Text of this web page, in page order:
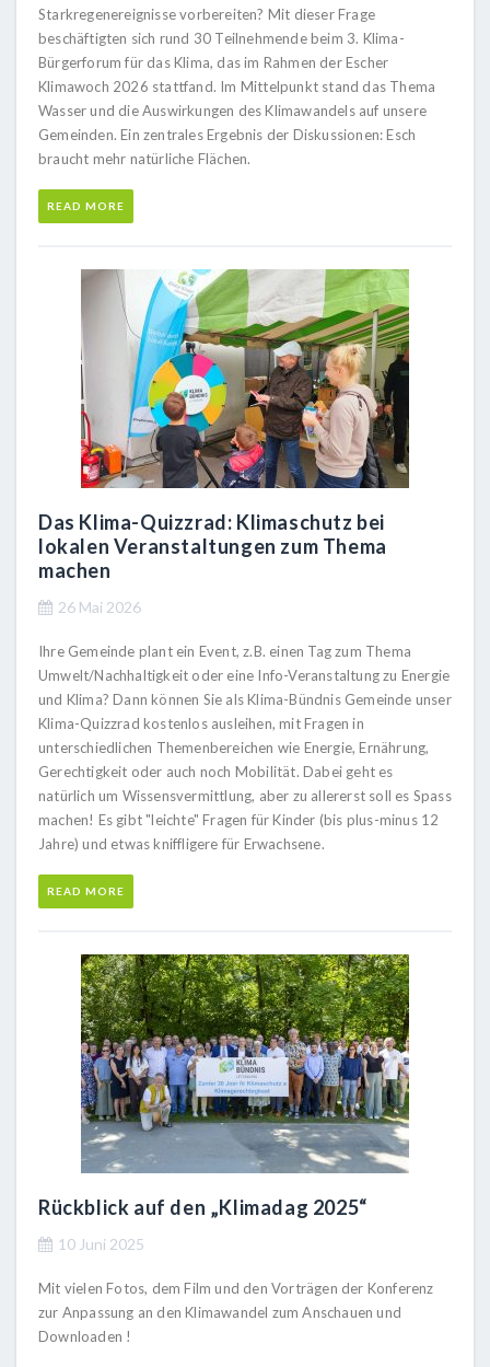
Starkregenereignisse vorbereiten? Mit dieser Frage
beschäftigten sich rund 30 Teilnehmende beim 3. Klima-
Bürgerforum für das Klima, das im Rahmen der Escher
Klimawoch 2026 stattfand. Im Mittelpunkt stand das Thema
Wasser und die Auswirkungen des Klimawandels auf unsere
Gemeinden. Ein zentrales Ergebnis der Diskussionen: Esch
braucht mehr natürliche Flächen.
READ MORE
Das Klima-Quizzrad: Klimaschutz bei
lokalen Veranstaltungen zum Thema
machen
26 Mai 2026
Ihre Gemeinde plant ein Event, z.B. einen Tag zum Thema
Umwelt/Nachhaltigkeit oder eine Info-Veranstaltung zu Energie
und Klima? Dann können Sie als Klima-Bündnis Gemeinde unser
Klima-Quizzrad kostenlos ausleihen, mit Fragen in
unterschiedlichen Themenbereichen wie Energie, Ernährung,
Gerechtigkeit oder auch noch Mobilität. Dabei geht es
natürlich um Wissensvermittlung, aber zu allererst soll es Spass
machen! Es gibt "leichte" Fragen für Kinder (bis plus-minus 12
Jahre) und etwas kniffligere für Erwachsene.
READ MORE
Rückblick auf den „Klimadag 2025“
10 Juni 2025
Mit vielen Fotos, dem Film und den Vorträgen der Konferenz
zur Anpassung an den Klimawandel zum Anschauen und
Downloaden !